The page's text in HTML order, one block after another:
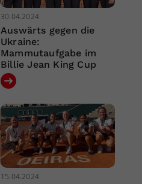
30.04.2024
Auswärts gegen die
Ukraine:
Mammutaufgabe im
Billie Jean King Cup
15.04.2024